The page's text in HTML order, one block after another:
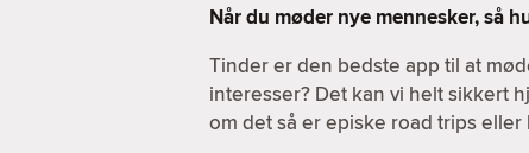
Når du møder nye mennesker, så
Tinder er den bedste app til at
interesser? Det kan vi helt sikkert
om det så er episke road trips